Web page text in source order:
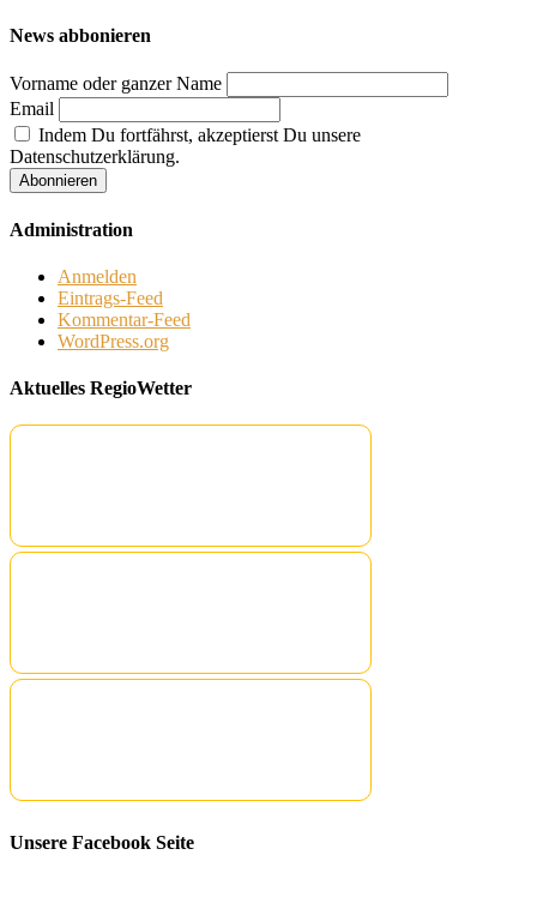
News abbonieren
Vorname oder ganzer Name
Email
Indem Du fortfährst, akzeptierst Du unsere
Datenschutzerklärung.
Administration
Anmelden
Eintrags-Feed
Kommentar-Feed
WordPress.org
Aktuelles RegioWetter
Unsere Facebook Seite